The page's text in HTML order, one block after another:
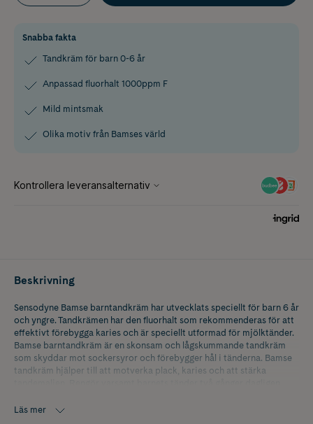
Snabba fakta
Tandkräm för barn 0-6 år
Anpassad fluorhalt 1000ppm F
Mild mintsmak
Olika motiv från Bamses värld
Beskrivning
Sensodyne Bamse barntandkräm har utvecklats speciellt för barn 6 år
och yngre. Tandkrämen har den fluorhalt som rekommenderas för att
effektivt förebygga karies och är speciellt utformad för mjölktänder.
Bamse barntandkräm är en skonsam och lågskummande tandkräm
som skyddar mot sockersyror och förebygger hål i tänderna. Bamse
tandkräm hjälper till att motverka plack, karies och att stärka
Läs mer